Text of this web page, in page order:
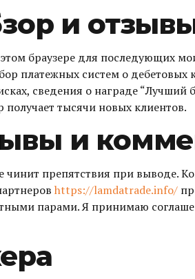
и
браузере для последующих
платежных систем о
сведения о награде
тысячи новых клиентов.
и
препятствия при выводе.
https://lamdatrade.info/
парами. Я принимаю